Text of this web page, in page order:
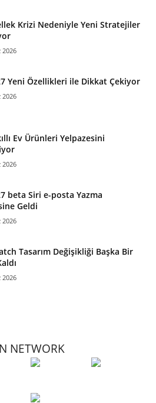
Krizi Nedeniyle Yeni Stratejiler
2026
Yeni Özellikleri ile Dikkat Çekiyor
2026
Ev Ürünleri Yelpazesini
2026
beta Siri e-posta Yazma
Geldi
2026
Tasarım Değişikliği Başka Bir
2026
NETWORK